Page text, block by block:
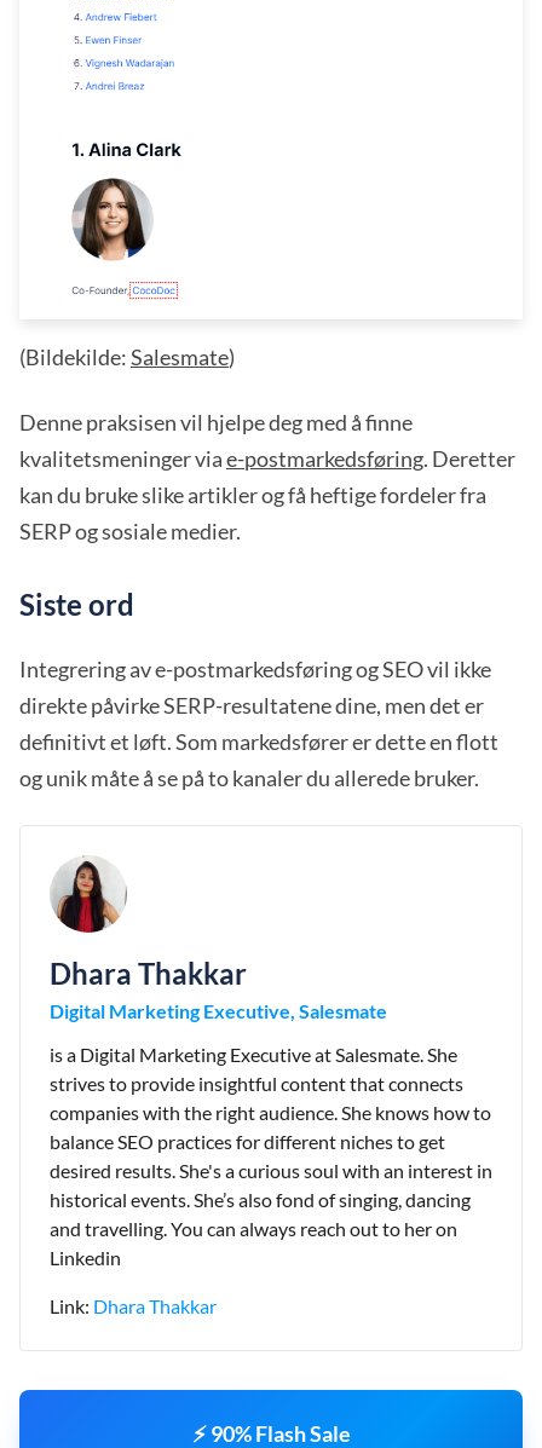
(Bildekilde:Salesmate)
Denne praksisen vil hjelpe deg med å finne
kvalitetsmeninger viae-postmarkedsføring. Deretter
kan du bruke slike artikler og få heftige fordeler fra
SERP og sosiale medier.
Siste ord
Integrering av e-postmarkedsføring og SEO vil ikke
direkte påvirke SERP-resultatene dine, men det er
definitivt et løft. Som markedsfører er dette en flott
og unik måte å se på to kanaler du allerede bruker.
Dhara Thakkar
Digital Marketing Executive, Salesmate
is a Digital Marketing Executive at Salesmate. She
strives to provide insightful content that connects
companies with the right audience. She knows how to
balance SEO practices for different niches to get
desired results. She's a curious soul with an interest in
historical events. She’s also fond of singing, dancing
and travelling. You can always reach out to her on
Linkedin
Link: Dhara Thakkar
⚡ 90% Flash Sale